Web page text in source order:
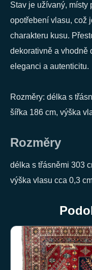
Stav je užívaný, místy
opotřebení vlasu, což
charakteru kusu.
dekorativně a vhodně
eleganci a autenticitu.
Rozměry: délka s
šířka 186 cm, výška
Rozměry
délka s třásněmi 303
výška vlasu cca 0,3